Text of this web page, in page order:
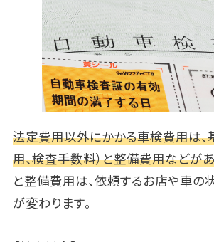
法定費用以外にかかる車検費用は、
用、検査手数料）と整備費用などがあ
と整備費用は、依頼するお店や車の
が変わります。